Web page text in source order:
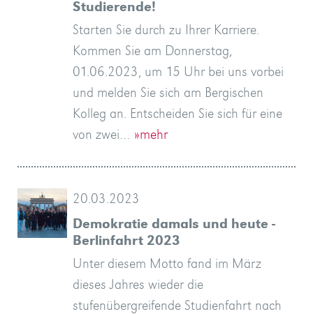
Studierende!
Starten Sie durch zu Ihrer Karriere.
Kommen Sie am Donnerstag,
01.06.2023, um 15 Uhr bei uns vorbei
und melden Sie sich am Bergischen
Kolleg an. Entscheiden Sie sich für eine
von zwei… »mehr
20.03.2023
Demokratie damals und heute -
Berlinfahrt 2023
Unter diesem Motto fand im März
dieses Jahres wieder die
stufenübergreifende Studienfahrt nach